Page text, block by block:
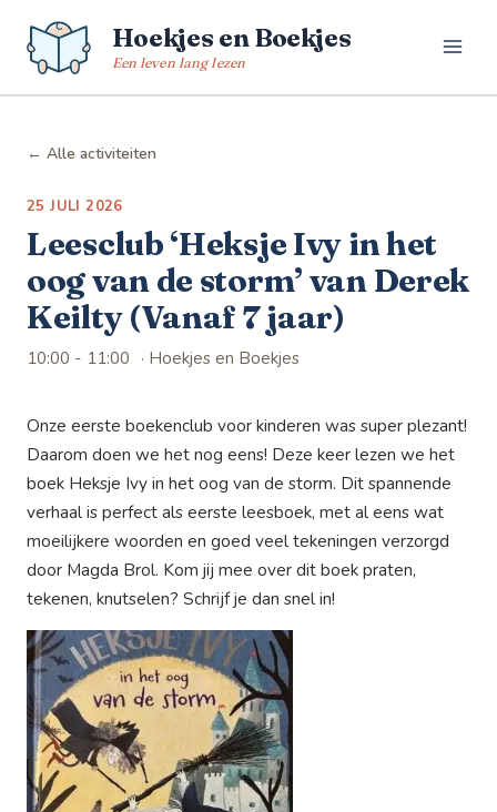
naar
Hoekjes en Boekjes
Een leven lang lezen
← Alle activiteiten
25 JULI 2026
Leesclub ‘Heksje Ivy in het
oog van de storm’ van Derek
Keilty (Vanaf 7 jaar)
10:00 - 11:00 · Hoekjes en Boekjes
Onze eerste boekenclub voor kinderen was super plezant!
Daarom doen we het nog eens! Deze keer lezen we het
boek Heksje Ivy in het oog van de storm. Dit spannende
verhaal is perfect als eerste leesboek, met al eens wat
moeilijkere woorden en goed veel tekeningen verzorgd
door Magda Brol. Kom jij mee over dit boek praten,
tekenen, knutselen? Schrijf je dan snel in!